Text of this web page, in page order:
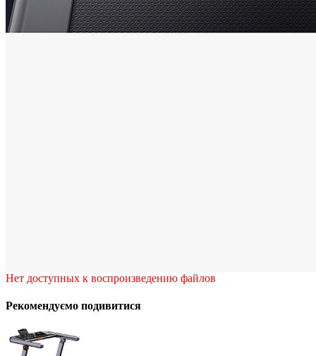
Нет доступных к воспроизведению файлов
Рекомендуємо подивитися